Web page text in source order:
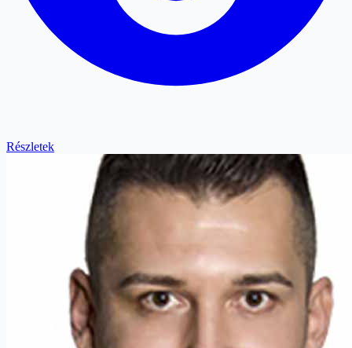
Részletek